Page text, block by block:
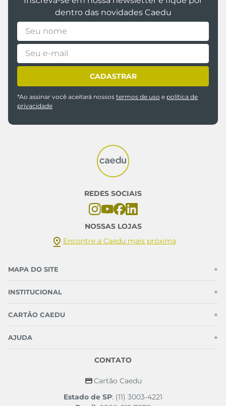
dentro das novidades Caedu
CADASTRAR
*Ao assinar você aceitará nossos termos de uso e política de
privacidade
REDES SOCIAIS
NOSSAS LOJAS
Encontre a Caedu mais próxima
MAPA DO SITE +
INSTITUCIONAL +
CARTÃO CAEDU +
AJUDA +
CONTATO
Cartão Caedu
Estado de SP: (11) 3003-4221